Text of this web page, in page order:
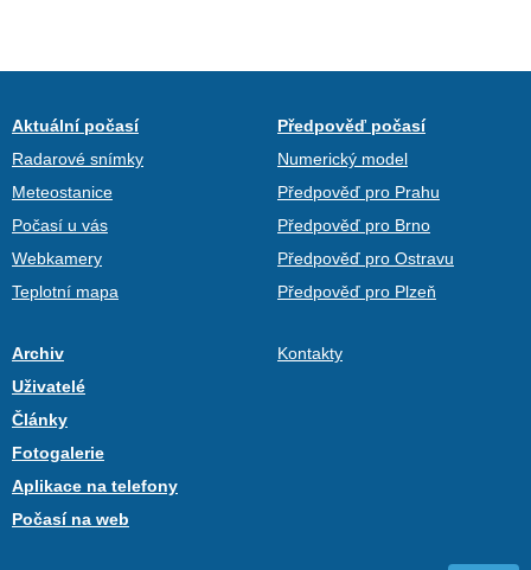
Aktuální počasí
Radarové snímky
Meteostanice
Počasí u vás
Webkamery
Teplotní mapa
Předpověď počasí
Numerický model
Předpověď pro Prahu
Předpověď pro Brno
Předpověď pro Ostravu
Předpověď pro Plzeň
Archiv
Uživatelé
Články
Fotogalerie
Aplikace na telefony
Počasí na web
Kontakty